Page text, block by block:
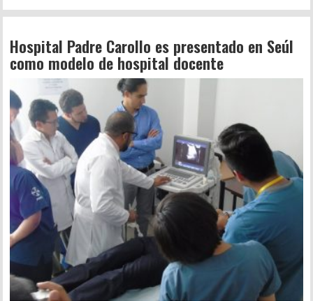
Hospital Padre Carollo es presentado en Seúl
como modelo de hospital docente